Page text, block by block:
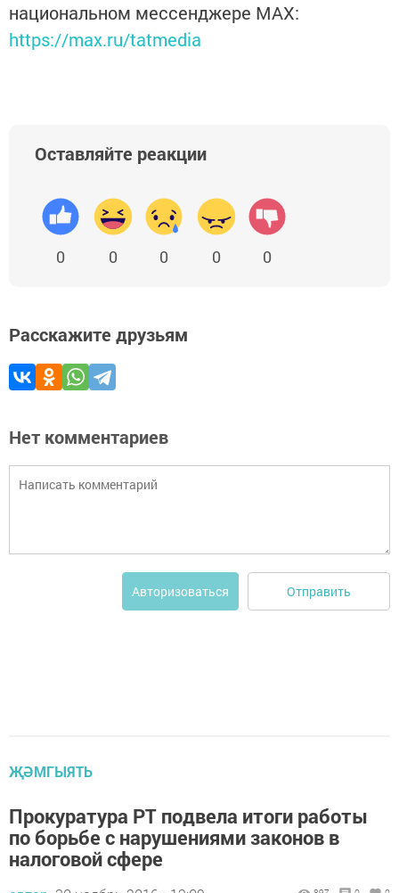
национальном мессенджере MАХ:
https://max.ru/tatmedia
Оставляйте реакции
0 0 0 0 0
Расскажите друзьям
Нет комментариев
Авторизоваться Отправить
ҖӘМГЫЯТЬ
Прокуратура РТ подвела итоги работы
по борьбе с нарушениями законов в
налоговой сфере